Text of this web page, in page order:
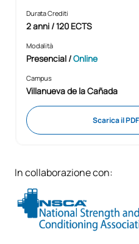
Durata Crediti
2 anni / 120 ECTS
Modalità
Presencial/Online
Campus
Villanueva de la Cañada
Scarica il
In collaborazione con: